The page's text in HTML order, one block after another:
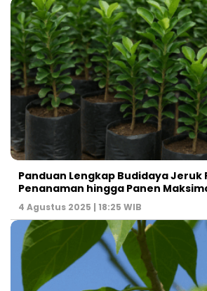
Panduan Lengkap Budidaya Jeruk
Penanaman hingga Panen
4 Agustus 2025 | 18:25 WIB